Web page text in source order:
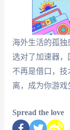
海外生活的孤独
选对了加速器
不再是借口，
离，成为你游戏
Spread the love